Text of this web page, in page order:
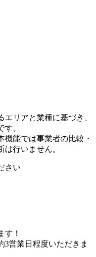
リアと業種に基づき、
。
機能では事業者の比較・
行いません。
さい
す！
3営業日程度いただきま